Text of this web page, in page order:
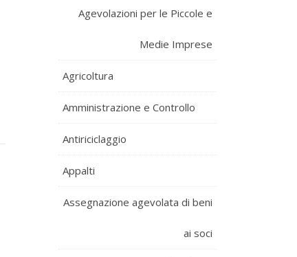
Agevolazioni per le Piccole e
Medie Imprese
Agricoltura
Amministrazione e Controllo
Antiriciclaggio
Appalti
Assegnazione agevolata di beni
ai soci